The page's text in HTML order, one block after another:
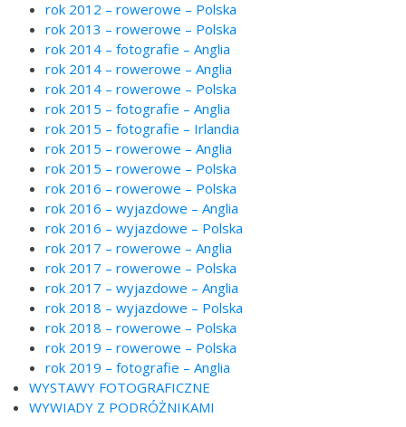
rok 2012 – rowerowe – Polska
rok 2013 – rowerowe – Polska
rok 2014 – fotografie – Anglia
rok 2014 – rowerowe – Anglia
rok 2014 – rowerowe – Polska
rok 2015 – fotografie – Anglia
rok 2015 – fotografie – Irlandia
rok 2015 – rowerowe – Anglia
rok 2015 – rowerowe – Polska
rok 2016 – rowerowe – Polska
rok 2016 – wyjazdowe – Anglia
rok 2016 – wyjazdowe – Polska
rok 2017 – rowerowe – Anglia
rok 2017 – rowerowe – Polska
rok 2017 – wyjazdowe – Anglia
rok 2018 – wyjazdowe – Polska
rok 2018 – rowerowe – Polska
rok 2019 – rowerowe – Polska
rok 2019 – fotografie – Anglia
WYSTAWY FOTOGRAFICZNE
WYWIADY Z PODRÓŻNIKAMI